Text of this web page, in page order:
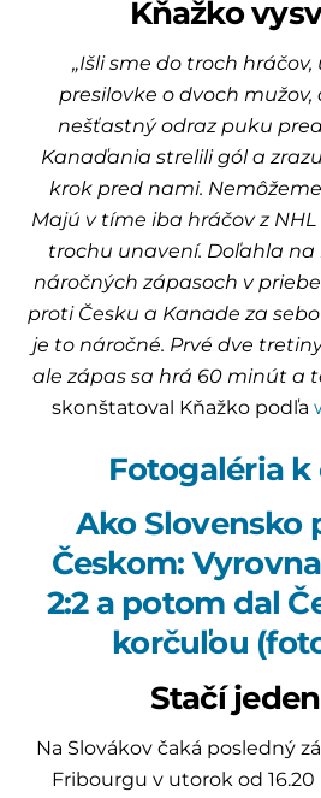
Kňažko
„Išli sme do troch
presilovke o dvoch
nešťastný odraz puku
Kanaďania strelili gól a
krok pred nami.
Majú v tíme iba hráčov z
trochu unavení. Doľahla
náročných zápasoch v
proti Česku a Kanade za
je to náročné. Prvé dve
ale zápas sa hrá 60 minút a
skonštatoval Kňažko podľa
Fotogaléria k
Ako Slovensko
Českom:
2:2 a potom dal
korčuľou
Stačí
Na Slovákov čaká posledný
Fribourgu v utorok od